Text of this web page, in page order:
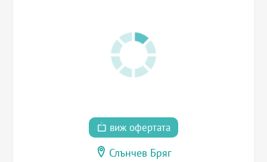
виж офертата
Слънчев Бряг